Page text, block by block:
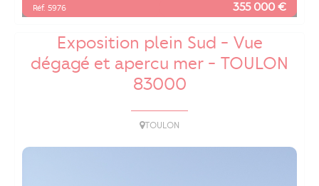
Réf. 5976 355 000 €
T3 Spacieux + Cave - Loggia -
Exposition plein Sud - Vue
dégagé et apercu mer - TOULON
83000
TOULON